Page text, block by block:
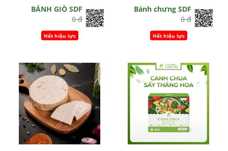
BÁNH GIÒ SDF
0 đ
Hết hiệu lực
Bánh chưng SDF
0 đ
Hết hiệu lực